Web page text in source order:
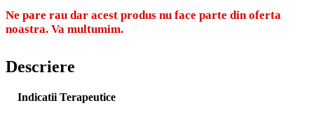
Ne pare rau dar acest produs nu face parte din oferta
noastra. Va multumim.
Descriere
Indicatii Terapeutice